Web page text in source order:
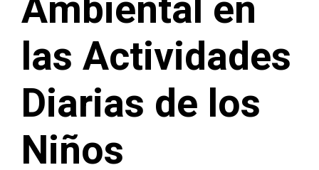
las Actividades
Diarias de los
Niños